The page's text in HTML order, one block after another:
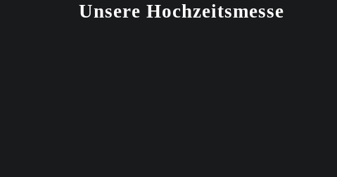
Unsere Hochzeitsmesse